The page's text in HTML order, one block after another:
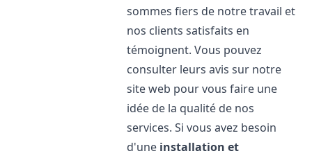
sommes fiers de notre travail et
nos clients satisfaits en
témoignent. Vous pouvez
consulter leurs avis sur notre
site web pour vous faire une
idée de la qualité de nos
services. Si vous avez besoin
d'une installation et